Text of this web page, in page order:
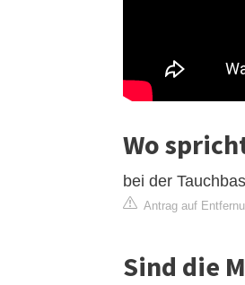
Wo
bei der
Antrag auf
Sind die